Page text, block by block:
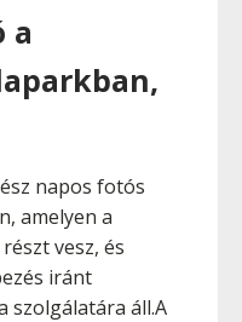
a
napos fotós
amelyen a
vesz, és
iránt
szolgálatára áll.A